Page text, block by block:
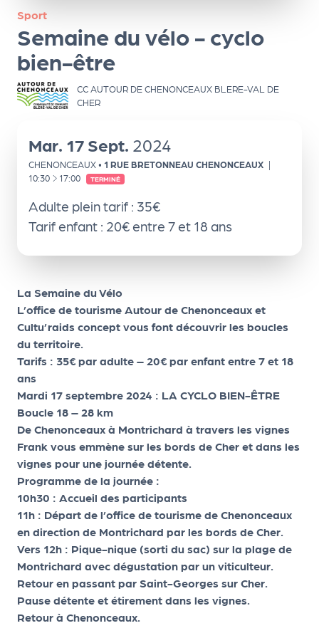
Sport
Semaine du vélo - cyclo
bien-être
CC AUTOUR DE CHENONCEAUX BLERE-VAL DE
CHER
Mar. 17 Sept. 2024
CHENONCEAUX • 1 RUE BRETONNEAU CHENONCEAUX |
10:30 À
17:00 TERMINÉ
Adulte plein tarif : 35€
Tarif enfant : 20€ entre 7 et 18 ans
La Semaine du Vélo
L’office de tourisme Autour de Chenonceaux et
Cultu’raids concept vous font découvrir les boucles
du territoire.
Tarifs : 35€ par adulte – 20€ par enfant entre 7 et 18
ans
Mardi 17 septembre 2024 : LA CYCLO BIEN-ÊTRE
Boucle 18 – 28 km
De Chenonceaux à Montrichard à travers les vignes
Frank vous emmène sur les bords de Cher et dans les
vignes pour une journée détente.
Programme de la journée :
10h30 : Accueil des participants
11h : Départ de l’office de tourisme de Chenonceaux
en direction de Montrichard par les bords de Cher.
Vers 12h : Pique-nique (sorti du sac) sur la plage de
Montrichard avec dégustation par un viticulteur.
Retour en passant par Saint-Georges sur Cher.
Pause détente et étirement dans les vignes.
Retour à Chenonceaux.
ns
PR
O
G!
PR
G!
Le
Ma
g
Sui
e
le
PR
O
G!
N
os
se
rvi
ce
s
L
e
k